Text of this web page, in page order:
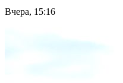
Вчера, 15:16